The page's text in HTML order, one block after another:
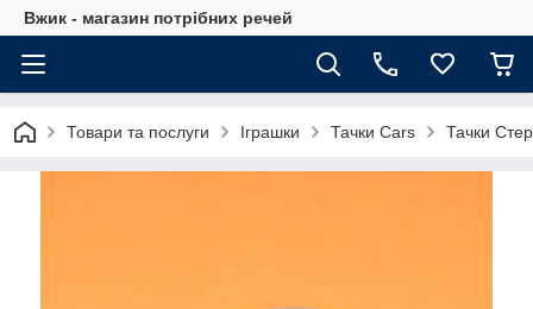
Вжик - магазин потрiбних речей
Товари та послуги Іграшки Тачки Cars Тачки